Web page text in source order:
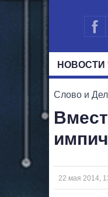
НОВОСТИ
Слово и
22 мая 2014,